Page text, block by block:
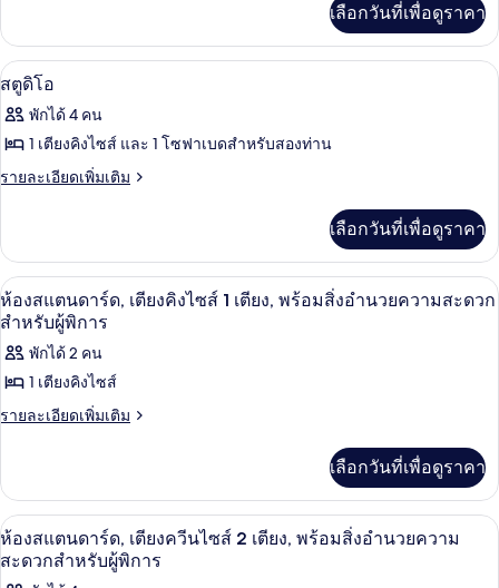
เกี่ยว
กับ
ห้อง
พัก
เลือกวันที่เพื่อดูราคา
เปิด
ภาพถ่าย
ทั้งหมด
ของ
สตูดิโอ | ผ้าปูที่นอน Frette จากอิตาลี,
7
สตูดิโอ
พักได้ 4 คน
1 เตียงคิงไซส์ และ 1 โซฟาเบดสำหรับสองท่าน
รายละเอียดเพิ่มเติม
ราย
เกี่ยว
กับ
สตู
ดิ
เลือกวันที่เพื่อดูราคา
เปิด
ภาพถ่าย
ทั้งหมด
ของ
ห้อง
เตียง
คิง
ไซส์
ผ้าปูที่นอน Frette จากอิตาลี, เครื่องนอ
7
ห้องสแตนดาร์ด, เตียงคิงไซส์ 1 เตียง, พร้อมสิ่งอำนวยความสะดวก
สำหรับผู้พิการ
พักได้ 2 คน
1 เตียงคิงไซส์
รายละเอียดเพิ่มเติม
ราย
เกี่ยว
กับ
ห้อง
สแตนดาร์ด,
เลือกวันที่เพื่อดูราคา
เปิด
ภาพถ่าย
ผ้าปูที่นอน Frette จากอิตาลี, เครื่องนอ
7
ห้องสแตนดาร์ด, เตียงควีนไซส์ 2 เตียง, พร้อมสิ่งอำนวยความ
สะดวกสำหรับผู้พิการ